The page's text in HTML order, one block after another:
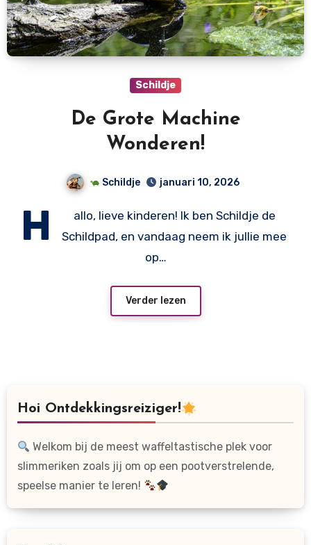
Schildje
De Grote Machine
Wonderen!
Schildje januari 10, 2026
H
allo, lieve kinderen! Ik ben Schildje de
Schildpad, en vandaag neem ik jullie mee
op…
Verder lezen
Hoi Ontdekkingsreiziger!
Welkom bij de meest waffeltastische plek voor
slimmeriken zoals jij om op een pootverstrelende,
speelse manier te leren!